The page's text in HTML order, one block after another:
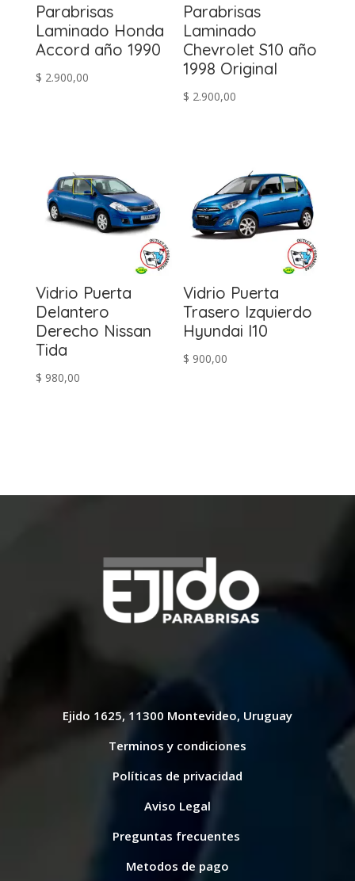
Parabrisas
Laminado Honda
Accord año 1990
$ 2.900,00
Parabrisas
Laminado
Chevrolet S10 año
1998 Original
$ 2.900,00
Vidrio Puerta
Delantero
Derecho Nissan
Tida
$ 980,00
Vidrio Puerta
Trasero Izquierdo
Hyundai I10
$ 900,00
Ejido 1625, 11300 Montevideo, Uruguay
Terminos y condiciones
Políticas de privacidad
Aviso Legal
Preguntas frecuentes
Metodos de pago